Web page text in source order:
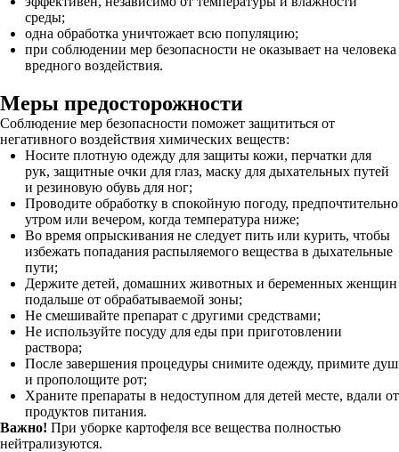
среды;
одна обработка уничтожает всю популяцию;
при соблюдении мер безопасности не оказывает на человека
вредного воздействия.
Меры предосторожности
Соблюдение мер безопасности поможет защититься от
негативного воздействия химических веществ:
Носите плотную одежду для защиты кожи, перчатки для
рук, защитные очки для глаз, маску для дыхательных путей
и резиновую обувь для ног;
Проводите обработку в спокойную погоду, предпочтительно
утром или вечером, когда температура ниже;
Во время опрыскивания не следует пить или курить, чтобы
избежать попадания распыляемого вещества в дыхательные
пути;
Держите детей, домашних животных и беременных женщин
подальше от обрабатываемой зоны;
Не смешивайте препарат с другими средствами;
Не используйте посуду для еды при приготовлении
раствора;
После завершения процедуры снимите одежду, примите душ
и прополощите рот;
Храните препараты в недоступном для детей месте, вдали от
продуктов питания.
Важно! При уборке картофеля все вещества полностью
нейтрализуются.